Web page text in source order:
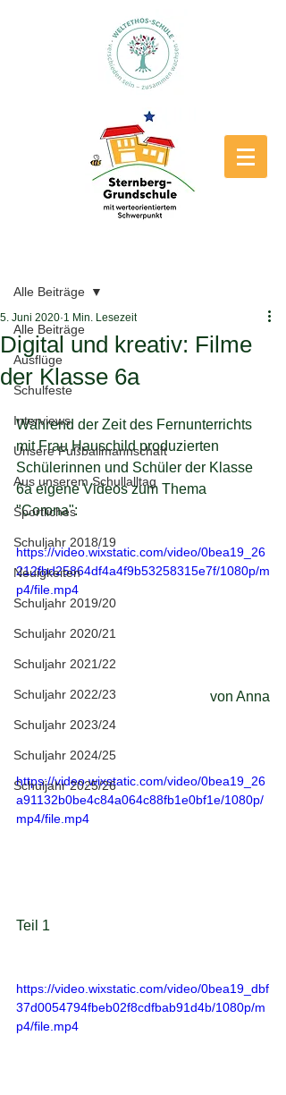
Alle Beiträge
Ausflüge
Schulfeste
Interviews
Unsere Fußballmannschaft
Aus unserem Schullalltag
Sportliches
Schuljahr 2018/19
Neuigkeiten
Schuljahr 2019/20
Schuljahr 2020/21
Schuljahr 2021/22
Schuljahr 2022/23
Schuljahr 2023/24
Schuljahr 2024/25
Schuljahr 2025/26
Alle Beiträge
Digital und kreativ: Filme
der Klasse 6a
5. Juni 2020 1 Min. Lesezeit
Während der Zeit des Fernunterrichts
mit Frau Hauschild produzierten
Schülerinnen und Schüler der Klasse
6a eigene Videos zum Thema
"Corona":
https://video.wixstatic.com/video/0bea19_26
212fbd25864df4a4f9b53258315e7f/1080p/m
p4/file.mp4
von Anna
https://video.wixstatic.com/video/0bea19_26
a91132b0be4c84a064c88fb1e0bf1e/1080p/
mp4/file.mp4
https://video.wixstatic.com/video/0bea19_dbf
37d0054794fbeb02f8cdfbab91d4b/1080p/m
p4/file.mp4